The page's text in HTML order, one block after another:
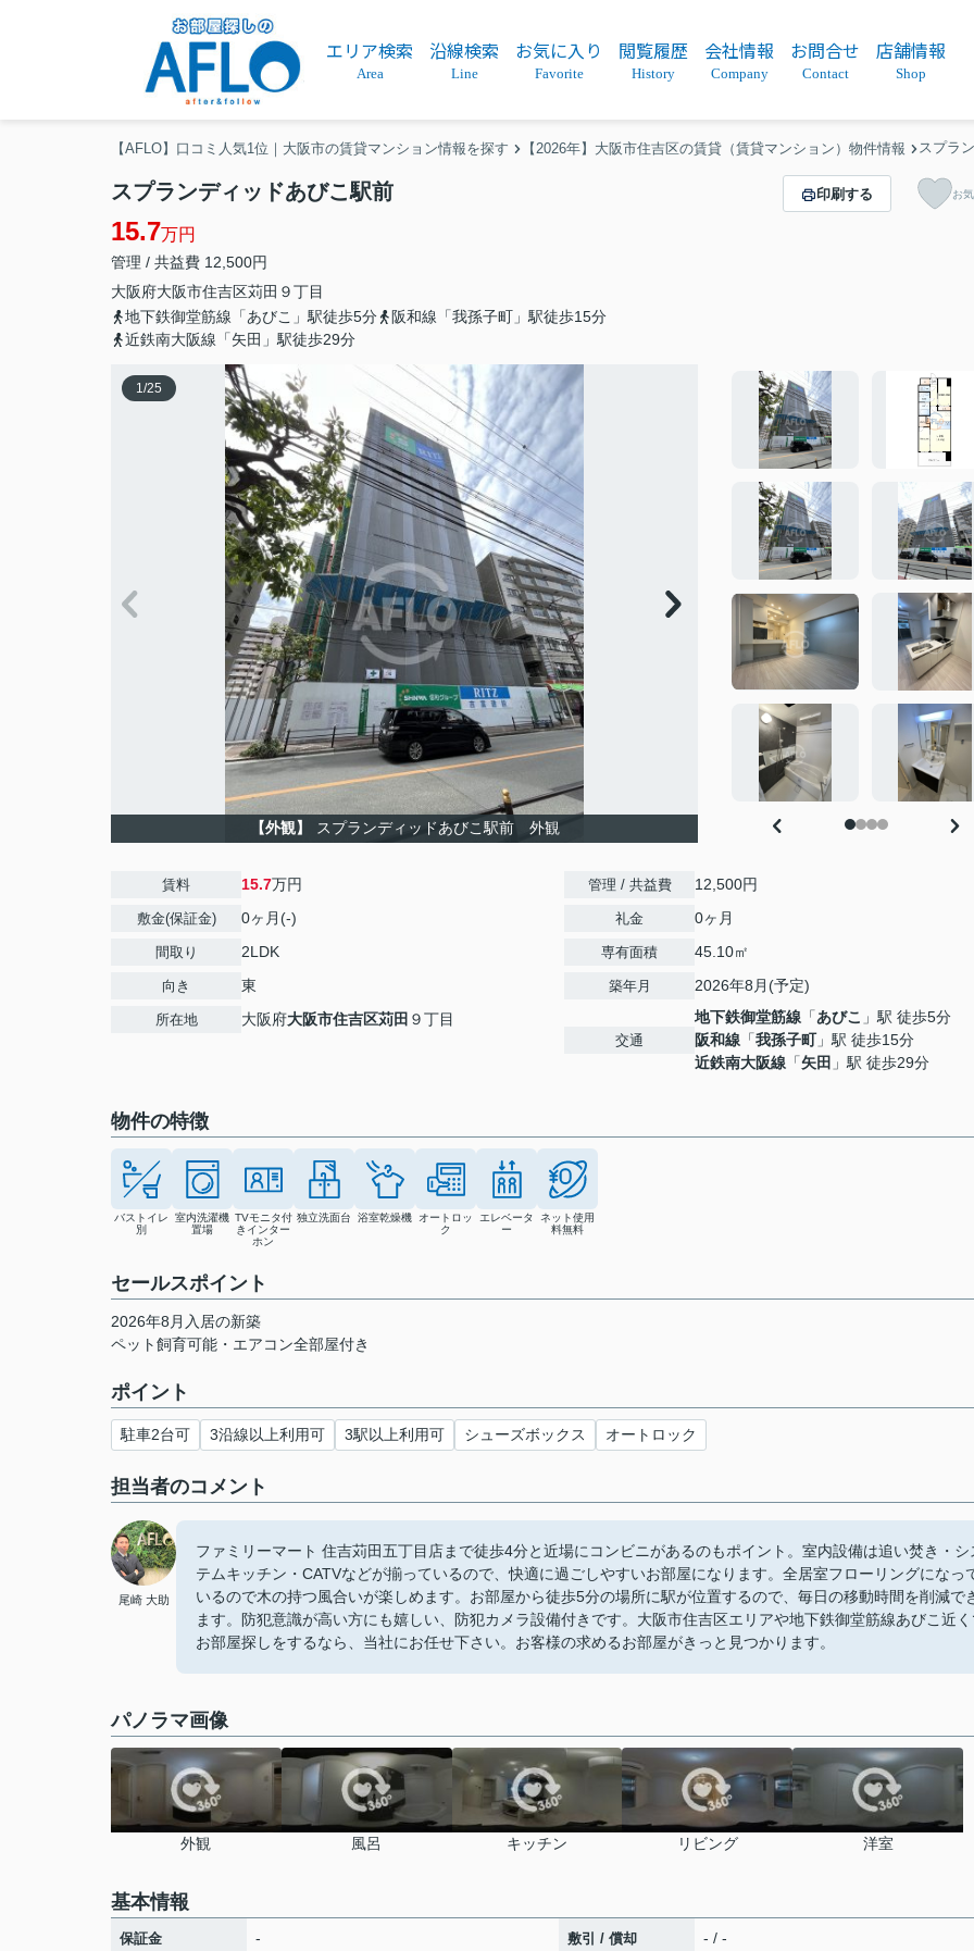
エリア検索
Area
沿線検索
Line
お気に入り
Favorite
閲覧履歴
History
会社情報
Company
お問合せ
Contact
店舗情報
Shop
【AFLO】口コミ人気1位｜大阪市の賃貸マンション情報を探す 【2026年】大阪市住吉区の賃貸（賃貸マンション）物件情報 スプラ
スプランディッドあびこ駅前
15.7万円
管理 / 共益費 12,500円
大阪府大阪市住吉区苅田 ９丁目
地下鉄御堂筋線「あびこ」駅徒歩5分
阪和線「我孫子町」駅徒歩15分
近鉄南大阪線「矢田」駅徒歩29分
印刷する お
1/25
【外観】 スプランディッドあびこ駅前 外観
賃料 15.7万円
敷金(保証金) 0ヶ月(-)
間取り 2LDK
向き 東
所在地 大阪府大阪市住吉区苅田 ９丁目
管理 / 共益費 12,500円
礼金 0ヶ月
専有面積 45.10㎡
築年月 2026年8月(予定)
交通
地下鉄御堂筋線 「あびこ 」駅 徒歩5分
阪和線 「我孫子町」駅 徒歩15分
近鉄南大阪線 「矢田 」駅 徒歩29分
物件の特徴
バストイレ
別
室内洗濯機
置場
TVモニタ付
きインター
ホン
独立洗面台 浴室乾燥機
オートロッ
ク
エレベータ
ー
ネット使用
料無料
セールスポイント
2026年8月入居の新築
ペット飼育可能・エアコン全部屋付き
ポイント
駐車2台可 3沿線以上利用可 3駅以上利用可 シューズボックス オートロック
担当者のコメント
尾崎 大助
ファミリーマート 住吉苅田五丁目店まで徒歩4分と近場にコンビニがあるのもポイント。室内設備は追い焚き・シ
テムキッチン・CATVなどが揃っているので、快適に過ごしやすいお部屋になります。全居室フローリングになっ
いるので木の持つ風合いが楽しめます。お部屋から徒歩5分の場所に駅が位置するので、毎日の移動時間を削減で
ます。防犯意識が高い方にも嬉しい、防犯カメラ設備付きです。大阪市住吉区エリアや地下鉄御堂筋線あびこ近
お部屋探しをするなら、当社にお任せ下さい。お客様の求めるお部屋がきっと見つかります。
パノラマ画像
外観 風呂 キッチン リビング 洋室
基本情報
保証金 - 敷引 / 償却 - / -